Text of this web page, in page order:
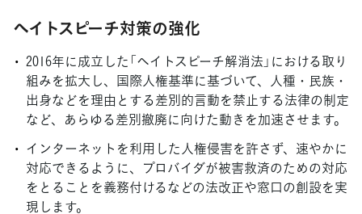
ヘイトスピーチ対策の強化
2016年に成立した「ヘイトスピーチ解消法」における取り
組みを拡大し、国際人権基準に基づいて、人種・民族・
出身などを理由とする差別的言動を禁止する法律の制定
など、あらゆる差別撤廃に向けた動きを加速させます。
インターネットを利用した人権侵害を許さず、速やかに
対応できるように、プロバイダが被害救済のための対応
をとることを義務付けるなどの法改正や窓口の創設を実
現します。